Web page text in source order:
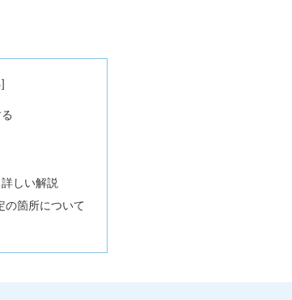
しい解説
の箇所について